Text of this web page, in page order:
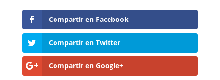
Compartir en Facebook
Compartir en Twitter
Compartir en Google+